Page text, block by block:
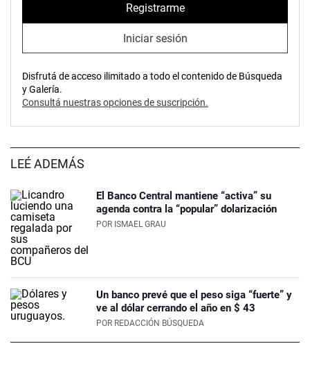
Registrarme
Iniciar sesión
Disfrutá de acceso ilimitado a todo el contenido de Búsqueda
y Galería.
Consultá nuestras opciones de suscripción.
LEÉ ADEMÁS
El Banco Central mantiene “activa” su
agenda contra la “popular” dolarización
POR ISMAEL GRAU
Un banco prevé que el peso siga “fuerte” y
ve al dólar cerrando el año en $ 43
POR REDACCIÓN BÚSQUEDA